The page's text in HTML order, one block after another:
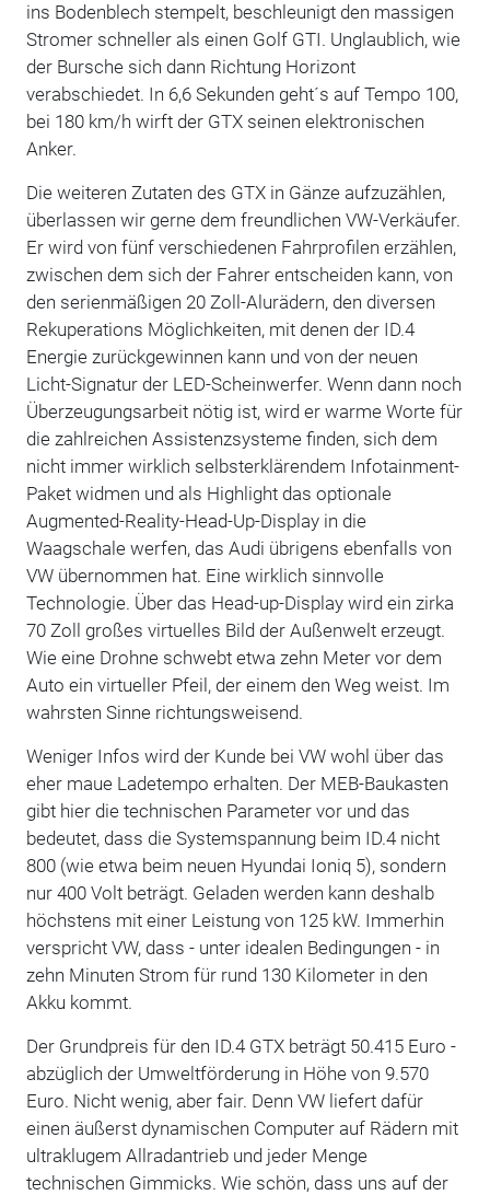
ins Bodenblech stempelt, beschleunigt den massigen
Stromer schneller als einen Golf GTI. Unglaublich, wie
der Bursche sich dann Richtung Horizont
verabschiedet. In 6,6 Sekunden geht´s auf Tempo 100,
bei 180 km/h wirft der GTX seinen elektronischen
Anker.
Die weiteren Zutaten des GTX in Gänze aufzuzählen,
überlassen wir gerne dem freundlichen VW-Verkäufer.
Er wird von fünf verschiedenen Fahrprofilen erzählen,
zwischen dem sich der Fahrer entscheiden kann, von
den serienmäßigen 20 Zoll-Alurädern, den diversen
Rekuperations Möglichkeiten, mit denen der ID.4
Energie zurückgewinnen kann und von der neuen
Licht-Signatur der LED-Scheinwerfer. Wenn dann noch
Überzeugungsarbeit nötig ist, wird er warme Worte für
die zahlreichen Assistenzsysteme finden, sich dem
nicht immer wirklich selbsterklärendem Infotainment-
Paket widmen und als Highlight das optionale
Augmented-Reality-Head-Up-Display in die
Waagschale werfen, das Audi übrigens ebenfalls von
VW übernommen hat. Eine wirklich sinnvolle
Technologie. Über das Head-up-Display wird ein zirka
70 Zoll großes virtuelles Bild der Außenwelt erzeugt.
Wie eine Drohne schwebt etwa zehn Meter vor dem
Auto ein virtueller Pfeil, der einem den Weg weist. Im
wahrsten Sinne richtungsweisend.
Weniger Infos wird der Kunde bei VW wohl über das
eher maue Ladetempo erhalten. Der MEB-Baukasten
gibt hier die technischen Parameter vor und das
bedeutet, dass die Systemspannung beim ID.4 nicht
800 (wie etwa beim neuen Hyundai Ioniq 5), sondern
nur 400 Volt beträgt. Geladen werden kann deshalb
höchstens mit einer Leistung von 125 kW. Immerhin
verspricht VW, dass - unter idealen Bedingungen - in
zehn Minuten Strom für rund 130 Kilometer in den
Akku kommt.
Der Grundpreis für den ID.4 GTX beträgt 50.415 Euro -
abzüglich der Umweltförderung in Höhe von 9.570
Euro. Nicht wenig, aber fair. Denn VW liefert dafür
einen äußerst dynamischen Computer auf Rädern mit
ultraklugem Allradantrieb und jeder Menge
technischen Gimmicks. Wie schön, dass uns auf der